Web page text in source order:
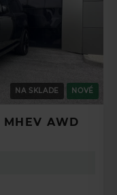
NA SKLADE NOVÉ
MHEV AWD